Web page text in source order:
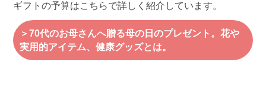
ギフトの予算はこちらで詳しく紹介しています。
＞70代のお母さんへ贈る母の日のプレゼント。花や
実用的アイテム、健康グッズとは。